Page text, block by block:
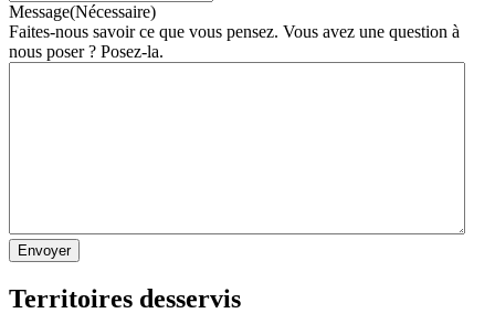
Message(Nécessaire)
Faites-nous savoir ce que vous pensez. Vous avez une question à
nous poser ? Posez-la.
Territoires desservis